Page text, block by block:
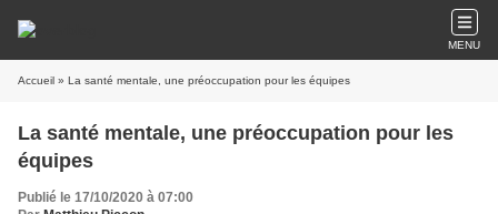
MENU
Accueil » La santé mentale, une préoccupation pour les équipes
La santé mentale, une préoccupation pour les
équipes
Publié le 17/10/2020 à 07:00